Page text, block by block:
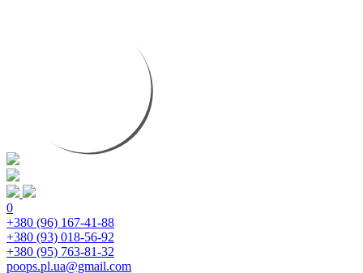
0
+380 (96) 167-41-88
+380 (93) 018-56-92
+380 (95) 763-81-32
poops.pl.ua@gmail.com